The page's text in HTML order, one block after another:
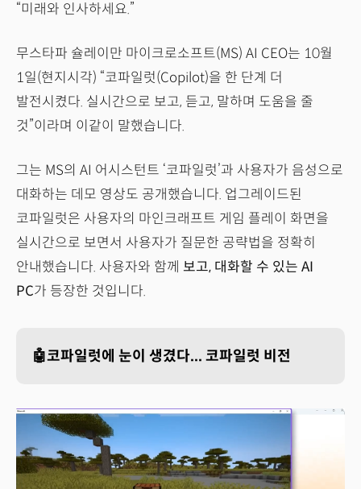
“미래와 인사하세요.”
무스타파 슐레이만 마이크로소프트(MS) AI CEO는 10월
1일(현지시각) “코파일럿(Copilot)을 한 단계 더
발전시켰다. 실시간으로 보고, 듣고, 말하며 도움을 줄
것”이라며 이같이 말했습니다.
그는 MS의 AI 어시스턴트 ‘코파일럿’과 사용자가 음성으로
대화하는 데모 영상도 공개했습니다. 업그레이드된
코파일럿은 사용자의 마인크래프트 게임 플레이 화면을
실시간으로 보면서 사용자가 질문한 공략법을 정확히
안내했습니다. 사용자와 함께 보고, 대화할 수 있는 AI
PC가 등장한 것입니다.
🤖코파일럿에 눈이 생겼다... 코파일럿 비전